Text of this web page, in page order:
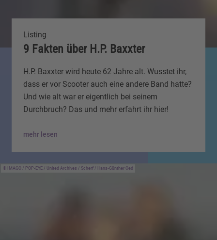
Listing
9 Fakten über H.P. Baxxter
H.P. Baxxter wird heute 62 Jahre alt. Wusstet ihr,
dass er vor Scooter auch eine andere Band hatte?
Und wie alt war er eigentlich bei seinem
Durchbruch? Das und mehr erfahrt ihr hier!
mehr lesen
IMAGO / POP-EYE / United Archives / Scherf / Hans-Günther Oed